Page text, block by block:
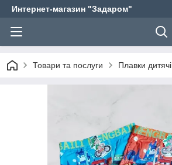
Интернет-магазин "Задаром"
Товари та послуги Плавки дитячі